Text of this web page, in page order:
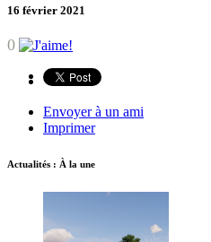
16 février 2021
0
Envoyer à un ami
Imprimer
Actualités : À la une